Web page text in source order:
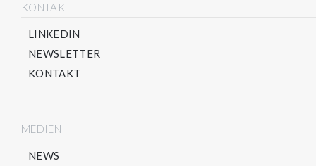
KONTAKT
LINKEDIN
NEWSLETTER
KONTAKT
MEDIEN
NEWS